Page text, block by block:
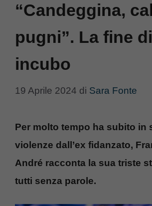
“Candeggina,
pugni”. La fine
incubo
19 Aprile 2024 di Sara Fonte
Per molto tempo ha subito in
violenze dall’ex fidanzato,
André racconta la sua triste
tutti senza parole.